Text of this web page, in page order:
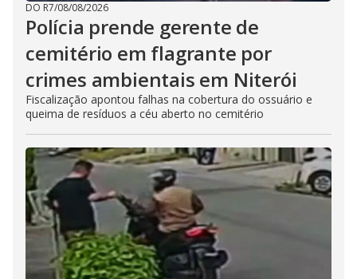
DO R7/08/08/2026
Polícia prende gerente de
cemitério em flagrante por
crimes ambientais em Niterói
Fiscalização apontou falhas na cobertura do ossuário e
queima de resíduos a céu aberto no cemitério